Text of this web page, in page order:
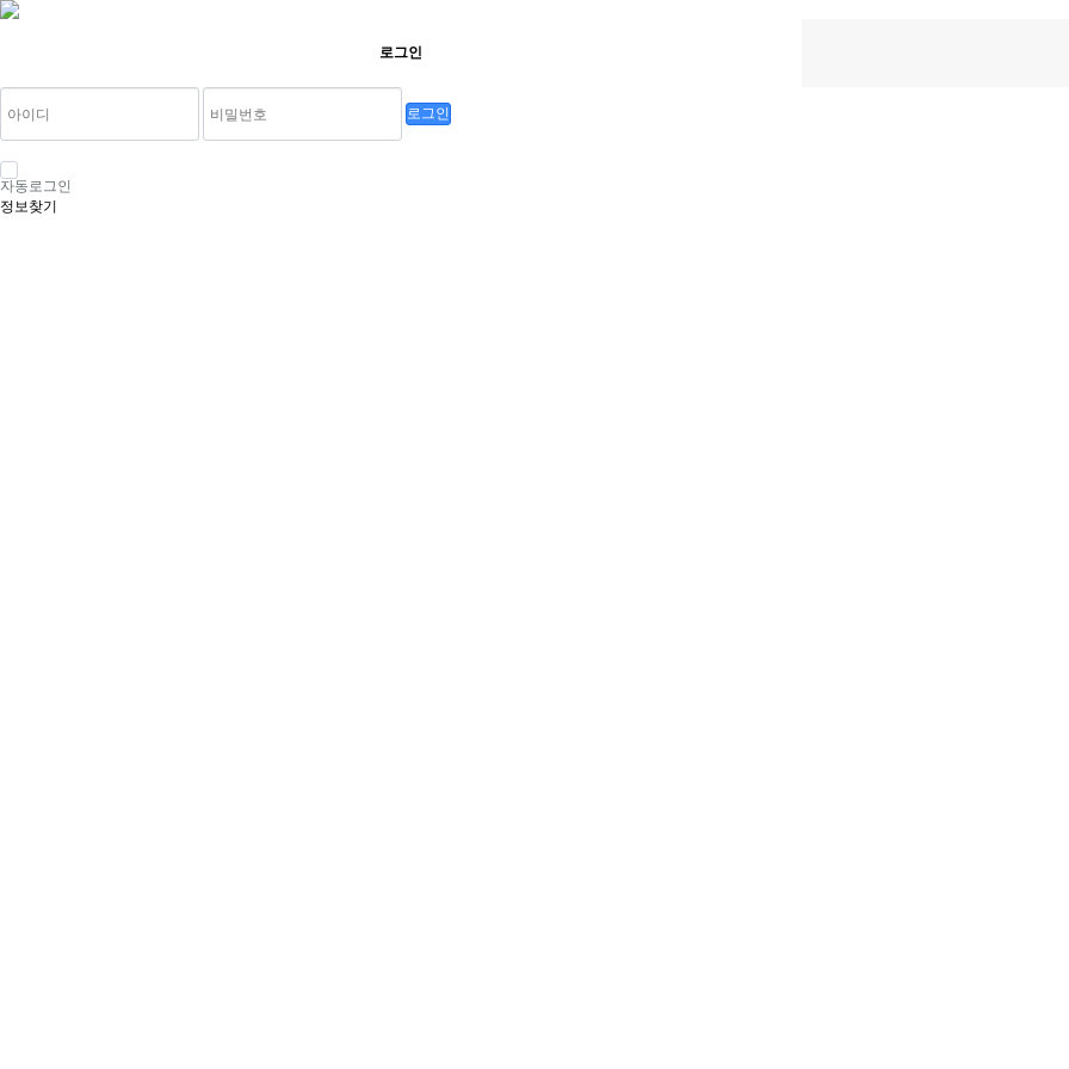
로그인
로그인
자동로그인
정보찾기